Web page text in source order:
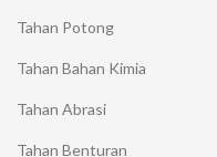
Tahan Potong
Tahan Bahan Kimia
Tahan Abrasi
Tahan Benturan